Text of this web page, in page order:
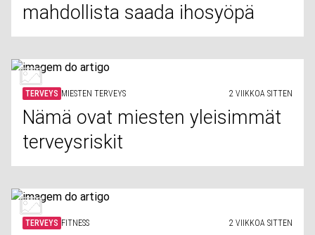
mahdollista saada ihosyöpä
TERVEYS MIESTEN TERVEYS 2 VIIKKOA SITTEN
Nämä ovat miesten yleisimmät
terveysriskit
TERVEYS FITNESS 2 VIIKKOA SITTEN